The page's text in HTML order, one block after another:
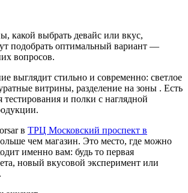
какой выбрать девайс или вкус,
подобрать оптимальный вариант —
вопросов.
выглядит стильно и современно: светлое
витрины, разделение на зоны . Есть
тестирования и полки с наглядной
в ТРЦ Московский проспект в
чем магазин. Это место, где можно
именно вам: будь то первая
новый вкусовой эксперимент или